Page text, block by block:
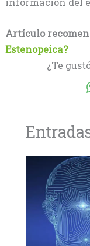
Artículo
Estenopeica?
¿Te